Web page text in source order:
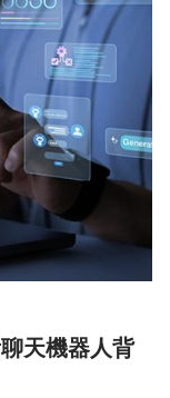
天機器人背